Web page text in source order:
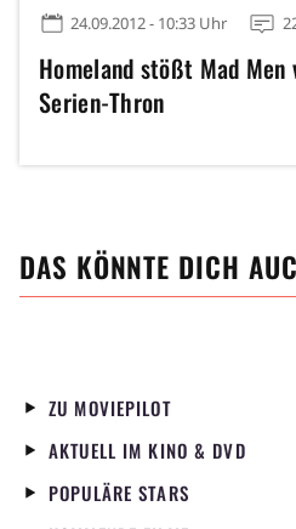
24.09.2012 - 10:33 Uhr
Homeland stößt Mad Men
Serien-Thron
DAS KÖNNTE DICH
ZU MOVIEPILOT
AKTUELL IM KINO & DVD
POPULÄRE STARS